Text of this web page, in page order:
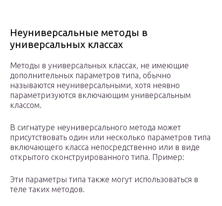
Неуниверсальные методы в
универсальных классах
Методы в универсальных классах, не имеющие
дополнительных параметров типа, обычно
называются неуниверсальными, хотя неявно
параметризуются включающим универсальным
классом.
В сигнатуре неуниверсального метода может
присутствовать один или несколько параметров типа
включающего класса непосредственно или в виде
открытого сконструированного типа. Пример:
Эти параметры типа также могут использоваться в
теле таких методов.